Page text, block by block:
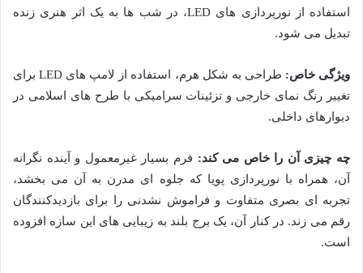
استفاده از نورپردازی های LED، در شب ها به یک اثر هنری زنده
تبدیل می شود.
ویژگی خاص:
طراحی به شکل هرم، استفاده از لامپ های LED برای
تغییر رنگ نمای خارجی و تزئینات سرامیکی با طرح های اسلامی در
دیوارهای داخلی.
چه چیزی آن را خاص می کند: فرم بسیار غیرمعمول و آینده نگرانه
آن، همراه با نورپردازی پویا که جلوه ای مدرن به آن می بخشد،
تجربه ای بصری متفاوت و فراموش نشدنی را برای بازدیدکنندگان
رقم می زند. در کنار آن، یک برج بلند به زیبایی های این سازه افزوده
است.